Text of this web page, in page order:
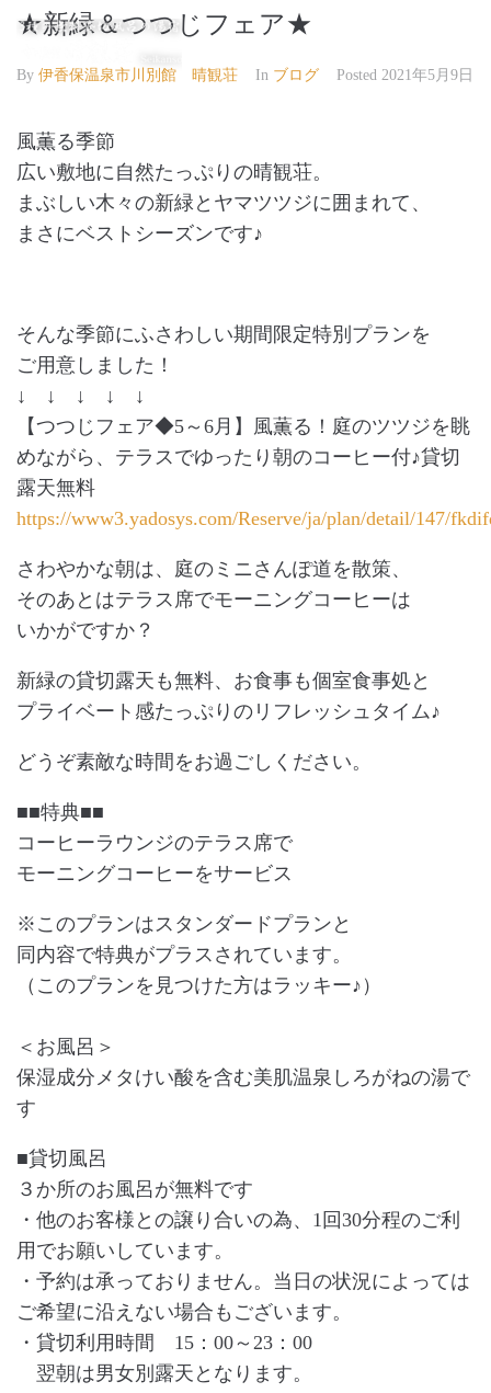
★新緑＆つつじフェア★
By 伊香保温泉市川別館 晴観荘 In ブログ Posted 2021年5月9日
風薫る季節
広い敷地に自然たっぷりの晴観荘。
まぶしい木々の新緑とヤマツツジに囲まれて、
まさにベストシーズンです♪
そんな季節にふさわしい期間限定特別プランを
ご用意しました！
↓ ↓ ↓ ↓ ↓
【つつじフェア◆5～6月】風薫る！庭のツツジを眺
めながら、テラスでゆったり朝のコーヒー付♪貸切
露天無料
https://www3.yadosys.com/Reserve/ja/plan/detail/147/
さわやかな朝は、庭のミニさんぽ道を散策、
そのあとはテラス席でモーニングコーヒーは
いかがですか？
新緑の貸切露天も無料、お食事も個室食事処と
プライベート感たっぷりのリフレッシュタイム♪
どうぞ素敵な時間をお過ごしください。
■■特典■■
コーヒーラウンジのテラス席で
モーニングコーヒーをサービス
※このプランはスタンダードプランと
同内容で特典がプラスされています。
（このプランを見つけた方はラッキー♪）
＜お風呂＞
保湿成分メタけい酸を含む美肌温泉しろがねの湯で
す
■貸切風呂
３か所のお風呂が無料です
・他のお客様との譲り合いの為、 1 回30分程のご利
用でお願いしています。
・予約は承っておりません。当日の状況によっては
ご希望に沿えない場合もございます。
・貸切利用時間 15 ： 00～ 23 ： 00
翌朝は男女別露天となります。